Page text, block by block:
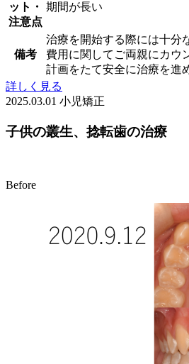
ット・
注意点
期間が長い
備考
治療を開始する際には十分
費用に関してご両親にカウ
計画をたて安全に治療を進
詳しく見る
2025.03.01 小児矯正
子供の叢生、捻転歯の治療
Before